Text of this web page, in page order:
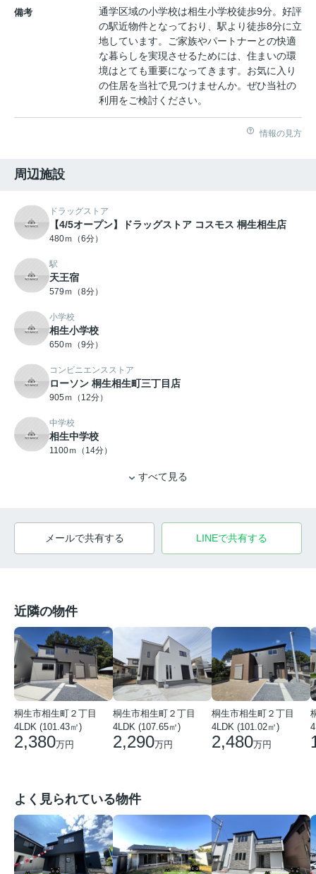
備考
通学区域の小学校は相生小学校徒歩9分。好評
の駅近物件となっており、駅より徒歩8分に立
地しています。ご家族やパートナーとの快適
な暮らしを実現させるためには、住まいの環
境はとても重要になってきます。お気に入り
の住居を当社で見つけませんか。ぜひ当社の
利用をご検討ください。
情報の見方
周辺施設
ドラッグストア
【4/5オープン】ドラッグストア コスモス 桐生相生店
480ｍ（6分）
駅
天王宿
579ｍ（8分）
小学校
相生小学校
650ｍ（9分）
コンビニエンスストア
ローソン 桐生相生町三丁目店
905ｍ（12分）
中学校
相生中学校
1100ｍ（14分）
すべて見る
メールで共有する LINEで共有する
近隣の物件
桐生市相生町２丁目
4LDK (101.43㎡)
2,380万円
桐生市相生町２丁目
4LDK (107.65㎡)
2,290万円
桐生市相生町２丁目
4LDK (101.02㎡)
2,480万円
よく見られている物件